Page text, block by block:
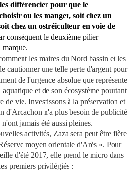
différencier pour que le
ou les manger, soit chez un
chez un ostréiculteur en voie de
conséquent le deuxième pilier
marque.
les maires du Nord bassin et les
cautionner une telle perte d'argent pour
de l'urgence absolue que représente
et de son écosystème pourtant
de vie. Investissons à la préservation et
d'Arcachon n'a plus besoin de publicité
jamais été aussi pleines.
activités, Zaza sera peut être fière
moyen orientale d'Arès ». Pour
d'été 2017, elle prend le micro dans
premiers privilégiés :